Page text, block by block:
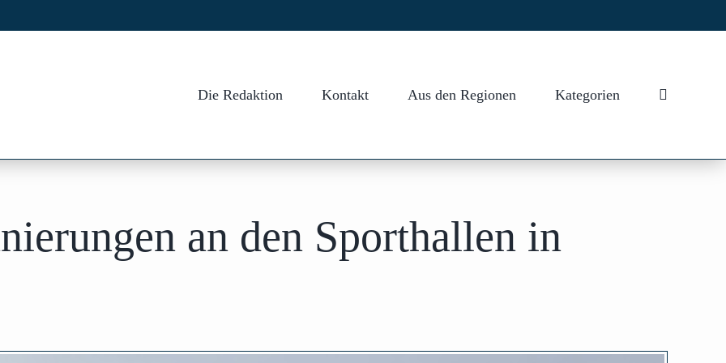
Die Redaktion Kontakt Aus den Regionen Kategorien
an den Sporthallen in